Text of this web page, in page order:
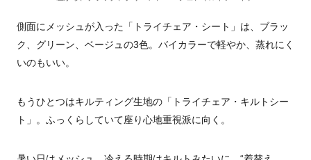
側面にメッシュが入った「トライチェア・シート」は、ブラッ
ク、グリーン、ベージュの3色。バイカラーで軽やか、蒸れにく
いのもいい。
もうひとつはキルティング生地の「トライチェア・キルトシー
ト」。ふっくらしていて座り心地重視派に向く。